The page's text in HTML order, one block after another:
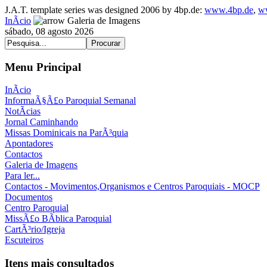
J.A.T. template series was designed 2006 by 4bp.de: www.4bp.de,
InÃ­cio
Galeria de Imagens
sábado, 08 agosto 2026
Menu Principal
InÃ­cio
InformaÃ§Ã£o Paroquial Semanal
NotÃ­cias
Jornal Caminhando
Missas Dominicais na ParÃ³quia
Apontadores
Contactos
Galeria de Imagens
Para ler...
Contactos - Movimentos,Organismos e Centros Paroquiais - MOCP
Documentos
Centro Paroquial
MissÃ£o BÃ­blica Paroquial
CartÃ³rio/Igreja
Escuteiros
Itens mais consultados